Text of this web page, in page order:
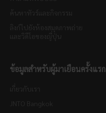
ข้อมูลสำหรับผู้มาเยือนครั้งแรก